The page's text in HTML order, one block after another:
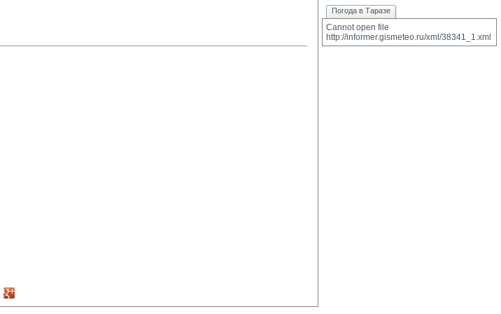
Погода в Таразе
Cannot open file
http://informer.gismeteo.ru/xml/38341_1.xml